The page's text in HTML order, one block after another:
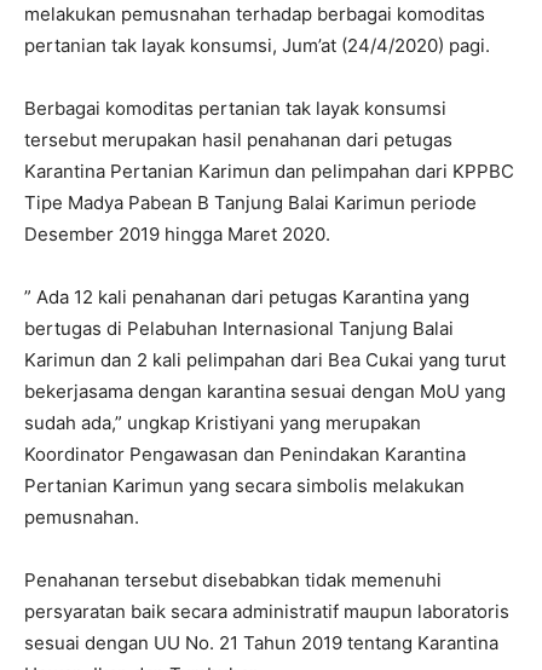
melakukan pemusnahan terhadap berbagai komoditas
pertanian tak layak konsumsi, Jum’at (24/4/2020) pagi.
Berbagai komoditas pertanian tak layak konsumsi
tersebut merupakan hasil penahanan dari petugas
Karantina Pertanian Karimun dan pelimpahan dari KPPBC
Tipe Madya Pabean B Tanjung Balai Karimun periode
Desember 2019 hingga Maret 2020.
” Ada 12 kali penahanan dari petugas Karantina yang
bertugas di Pelabuhan Internasional Tanjung Balai
Karimun dan 2 kali pelimpahan dari Bea Cukai yang turut
bekerjasama dengan karantina sesuai dengan MoU yang
sudah ada,” ungkap Kristiyani yang merupakan
Koordinator Pengawasan dan Penindakan Karantina
Pertanian Karimun yang secara simbolis melakukan
pemusnahan.
Penahanan tersebut disebabkan tidak memenuhi
persyaratan baik secara administratif maupun laboratoris
sesuai dengan UU No. 21 Tahun 2019 tentang Karantina